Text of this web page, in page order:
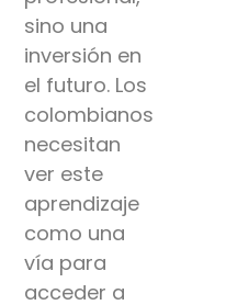
sino una
inversión en
el futuro. Los
colombianos
necesitan
ver este
aprendizaje
como una
vía para
acceder a